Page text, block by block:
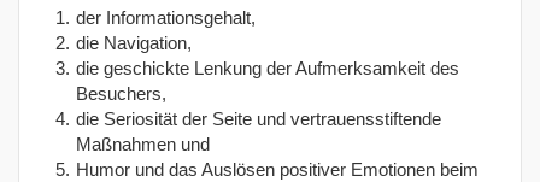
der Informationsgehalt,
die Navigation,
die geschickte Lenkung der Aufmerksamkeit des
Besuchers,
die Seriosität der Seite und vertrauensstiftende
Maßnahmen und
Humor und das Auslösen positiver Emotionen beim